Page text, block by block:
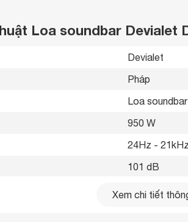
Loa soundbar Devialet
Devialet
Pháp
Loa
950 W
24Hz -
101 dB
Cảm ứng
Xem chi tiết